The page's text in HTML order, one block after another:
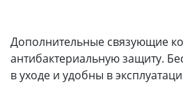
Дополнительные связующие
антибактериальную защиту.
в уходе и удобны в